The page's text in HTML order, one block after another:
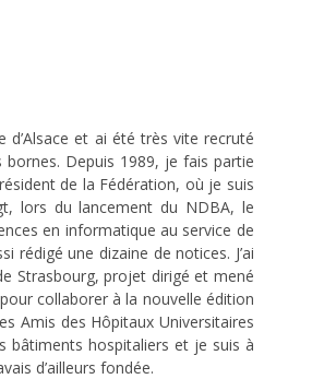
d’Alsace et ai été très vite recruté
Depuis 1989, je fais partie
de la Fédération, où je suis
lors du lancement du NDBA, le
en informatique au service de
rédigé une dizaine de notices. J’ai
Strasbourg, projet dirigé et mené
collaborer à la nouvelle édition
Amis des Hôpitaux Universitaires
bâtiments hospitaliers et je suis à
d’ailleurs fondée.